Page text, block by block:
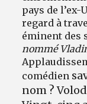
pays de
regard à
éminent des
nommé
comédien
nom ?